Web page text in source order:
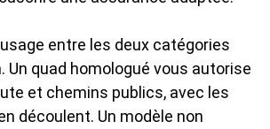
entre les deux catégories
Un quad homologué vous autorise
et chemins publics, avec les
découlent. Un modèle non